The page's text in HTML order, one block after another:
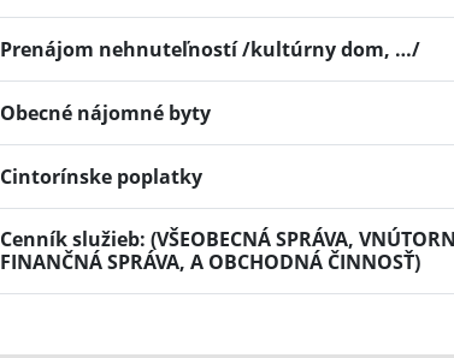
Prenájom nehnuteľností /kultúrny dom, …/
Obecné nájomné byty
Cintorínske poplatky
Cenník služieb: (VŠEOBECNÁ SPRÁVA,
FINANČNÁ SPRÁVA, A OBCHODNÁ ČINNOSŤ)